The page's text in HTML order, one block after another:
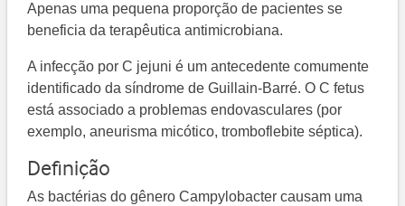
Apenas uma pequena proporção de pacientes se
beneficia da terapêutica antimicrobiana.
A infecção por C jejuni é um antecedente comumente
identificado da síndrome de Guillain-Barré. O C fetus
está associado a problemas endovasculares (por
exemplo, aneurisma micótico, tromboflebite séptica).
Definição
As bactérias do gênero Campylobacter causam uma